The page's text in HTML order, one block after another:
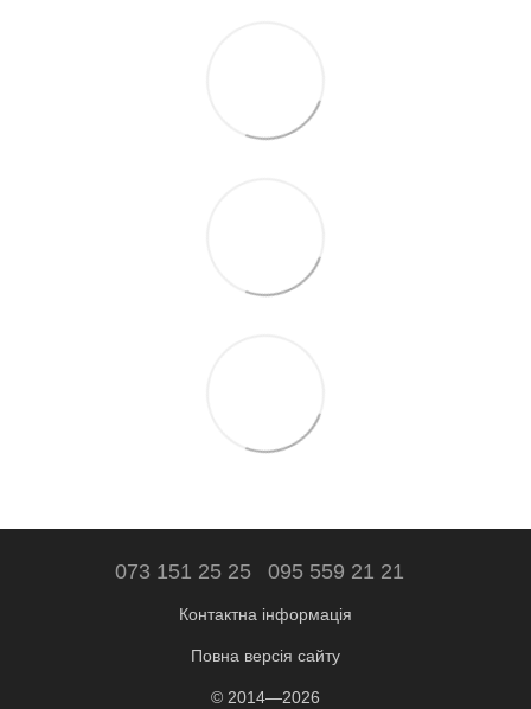
073 151 25 25 095 559 21 21
Контактна інформація
Повна версія сайту
© 2014—2026